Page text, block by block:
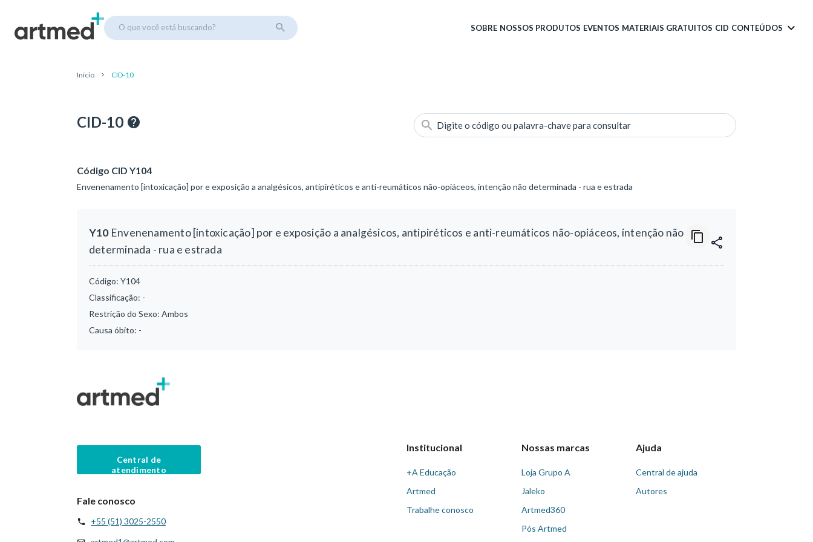
O que você está buscando? SOBRE NOSSOS PRODUTOS EVENTOS MATERIAIS GRATUITOS CID CONTEÚDOS
Início CID-10
CID-10 Digite o código ou palavra-chave para consultar
Código CID Y104
Envenenamento [intoxicação] por e exposição a analgésicos, antipiréticos e anti-reumáticos não-opiáceos, intenção não determinada - rua e estrada
Y10Envenenamento [intoxicação] por e exposição a analgésicos, antipiréticos e anti-reumáticos não-opiáceos, intenção não
determinada - rua e estrada
Código: Y104
Classificação: -
Restrição do Sexo: Ambos
Causa óbito: -
Central de
atendimento
Fale conosco
+55 (51) 3025-2550
Institucional
+A Educação
Artmed
Trabalhe conosco
Nossas marcas
Loja Grupo A
Jaleko
Artmed360
Pós Artmed
Ajuda
Central de ajuda
Autores